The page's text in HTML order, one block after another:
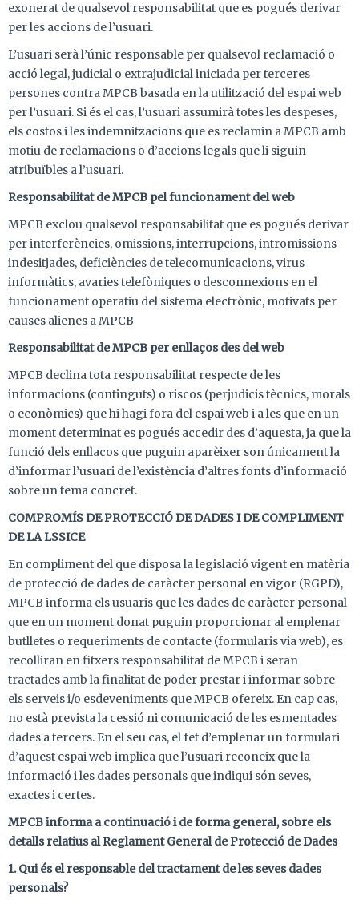
exonerat de qualsevol responsabilitat que es pogués derivar
per les accions de l’usuari.
L’usuari serà l’únic responsable per qualsevol reclamació o
acció legal, judicial o extrajudicial iniciada per terceres
persones contra MPCB basada en la utilització del espai web
per l’usuari. Si és el cas, l’usuari assumirà totes les despeses,
els costos i les indemnitzacions que es reclamin a MPCB amb
motiu de reclamacions o d’accions legals que li siguin
atribuïbles a l’usuari.
Responsabilitat de MPCB pel funcionament del web
MPCB exclou qualsevol responsabilitat que es pogués derivar
per interferències, omissions, interrupcions, intromissions
indesitjades, deficiències de telecomunicacions, virus
informàtics, avaries telefòniques o desconnexions en el
funcionament operatiu del sistema electrònic, motivats per
causes alienes a MPCB
Responsabilitat de MPCB per enllaços des del web
MPCB declina tota responsabilitat respecte de les
informacions (continguts) o riscos (perjudicis tècnics, morals
o econòmics) que hi hagi fora del espai web i a les que en un
moment determinat es pogués accedir des d’aquesta, ja que la
funció dels enllaços que puguin aparèixer son únicament la
d’informar l’usuari de l’existència d’altres fonts d’informació
sobre un tema concret.
COMPROMÍS DE PROTECCIÓ DE DADES I DE COMPLIMENT
DE LA LSSICE
En compliment del que disposa la legislació vigent en matèria
de protecció de dades de caràcter personal en vigor (RGPD),
MPCB informa els usuaris que les dades de caràcter personal
que en un moment donat puguin proporcionar al emplenar
butlletes o requeriments de contacte (formularis via web), es
recolliran en fitxers responsabilitat de MPCB i seran
tractades amb la finalitat de poder prestar i informar sobre
els serveis i/o esdeveniments que MPCB ofereix. En cap cas,
no està prevista la cessió ni comunicació de les esmentades
dades a tercers. En el seu cas, el fet d’emplenar un formulari
d’aquest espai web implica que l’usuari reconeix que la
informació i les dades personals que indiqui són seves,
exactes i certes.
MPCB informa a continuació i de forma general, sobre els
detalls relatius al Reglament General de Protecció de Dades
1. Qui és el responsable del tractament de les seves dades
personals?